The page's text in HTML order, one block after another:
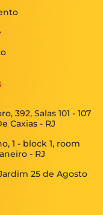
392, Salas 101 - 107
Caxias - RJ
1 - block 1, room
- RJ
Jardim 25 de Agosto